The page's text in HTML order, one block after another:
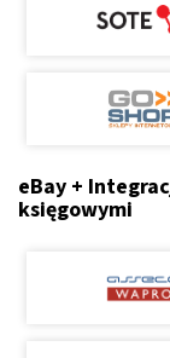
eBay +
księgowymi